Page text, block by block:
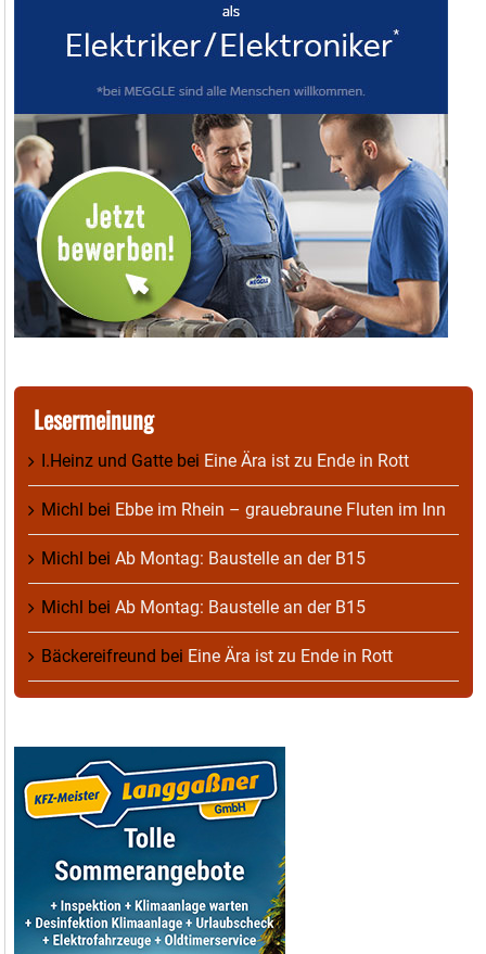
Lesermeinung
I.Heinz und Gatte bei Eine Ära ist zu Ende in Rott
Michl bei Ebbe im Rhein – grauebraune Fluten im Inn
Michl bei Ab Montag: Baustelle an der B15
Michl bei Ab Montag: Baustelle an der B15
Bäckereifreund bei Eine Ära ist zu Ende in Rott